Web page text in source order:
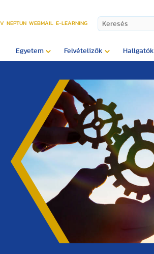
NEPTUN WEBMAIL E-LEARNING
Egyetem Felvételizők Hallgatók